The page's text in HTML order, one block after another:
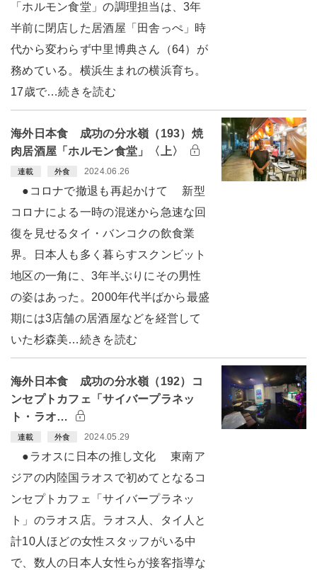
「ホルモン食堂」の調理担当は、3年
半前に閉店した居酒屋「田舎っぺ」時
代から変わらず中里博典さん（64）が
務めている。横浜生まれの横浜育ち。
17歳で…続きを読む
海外日本食 成功の分水嶺（193）焼
肉居酒屋「ホルモン食堂」〈上〉
連載 外食 2024.06.26
●コロナで撤退も再起かけて 新型
コロナによる一時の混迷から急速な回
復を見せるタイ・バンコクの飲食業
界。日本人も多く暮らすスクンビット
地区の一角に、3年半ぶりにその男性
の姿はあった。2000年代半ばから最盛
期には3店舗の居酒屋などを経営して
いた杉森美…続きを読む
海外日本食 成功の分水嶺（192）コ
ンセプトカフェ「サイバープラネッ
ト・ラオ…
連載 外食 2024.05.29
●ラオスに日本の推し文化 東南ア
ジアの内陸国ラオスで初めてとなるコ
ンセプトカフェ「サイバープラネッ
ト」のラオス店。ラオス人、タイ人と
計10人ほどの女性スタッフがいる中
で、数人の日本人女性らが接客指導な